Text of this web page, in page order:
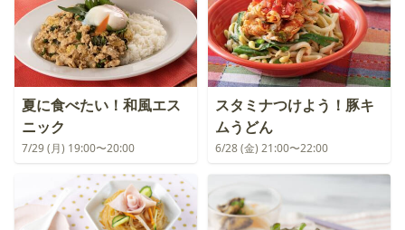
夏に食べたい！和風エス
ニック
7/29 (月) 19:00〜20:00
スタミナつけよう！豚キ
ムうどん
6/28 (金) 21:00〜22:00